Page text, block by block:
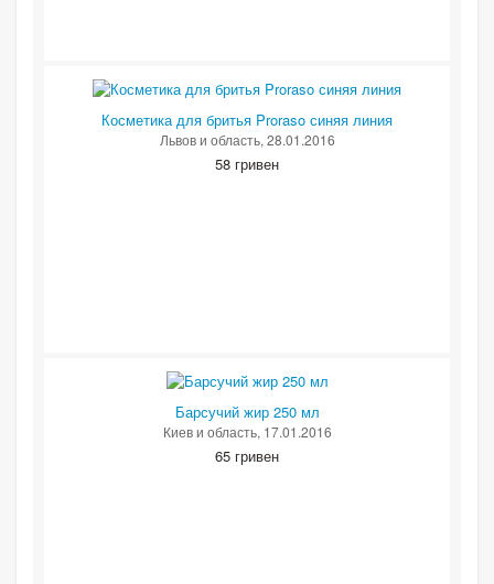
Косметика для бритья Proraso синяя линия
Львов и область, 28.01.2016
58 гривен
Барсучий жир 250 мл
Киев и область, 17.01.2016
65 гривен